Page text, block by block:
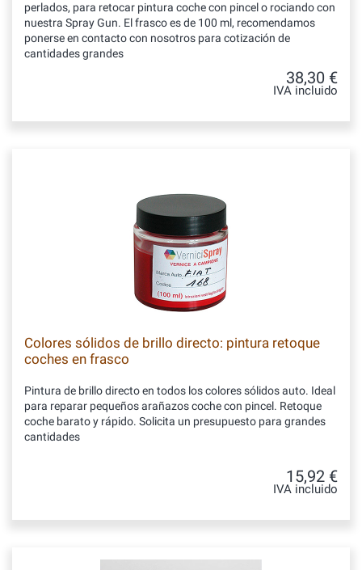
perlados, para retocar pintura coche con pincel o rociando con
nuestra Spray Gun. El frasco es de 100 ml, recomendamos
ponerse en contacto con nosotros para cotización de
cantidades grandes
38,30 €
IVA incluido
Colores sólidos de brillo directo: pintura retoque
coches en frasco
Pintura de brillo directo en todos los colores sólidos auto. Ideal
para reparar pequeños arañazos coche con pincel. Retoque
coche barato y rápido. Solicita un presupuesto para grandes
cantidades
15,92 €
IVA incluido